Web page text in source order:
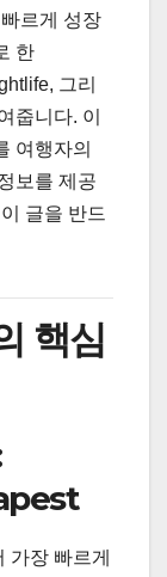
르게 성장
한
그리
줍니다. 이
여행자의
보를 제공
글을 반드
핵심
가장 빠르게